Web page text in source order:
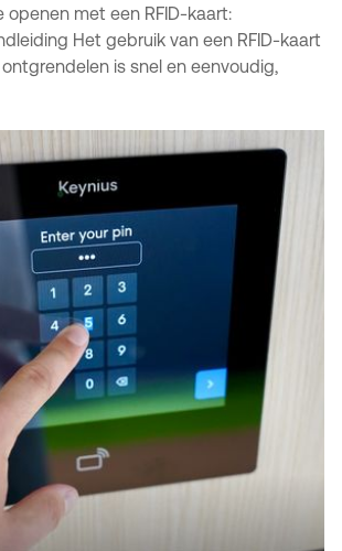
openen met een RFID-kaart:
Het gebruik van een RFID-kaart
is snel en eenvoudig,